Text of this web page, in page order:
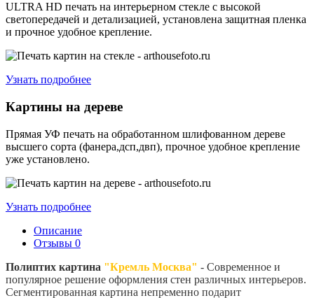
ULTRA HD печать на интерьерном стекле с высокой
светопередачей и детализацией, установлена защитная пленка
и прочное удобное крепление.
Узнать подробнее
Картины на дереве
Прямая УФ печать на обработанном шлифованном дереве
высшего сорта (фанера,дсп,двп), прочное удобное крепление
уже установлено.
Узнать подробнее
Описание
Отзывы 0
Полиптих картина "Кремль Москва" - Современное и
популярное решение оформления стен различных интерьеров.
Сегментированная картина непременно подарит